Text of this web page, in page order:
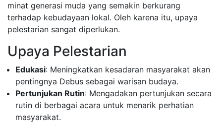
minat generasi muda yang semakin berkurang
terhadap kebudayaan lokal. Oleh karena itu, upaya
pelestarian sangat diperlukan.
Upaya Pelestarian
Edukasi: Meningkatkan kesadaran masyarakat akan
pentingnya Debus sebagai warisan budaya.
Pertunjukan Rutin: Mengadakan pertunjukan secara
rutin di berbagai acara untuk menarik perhatian
masyarakat.